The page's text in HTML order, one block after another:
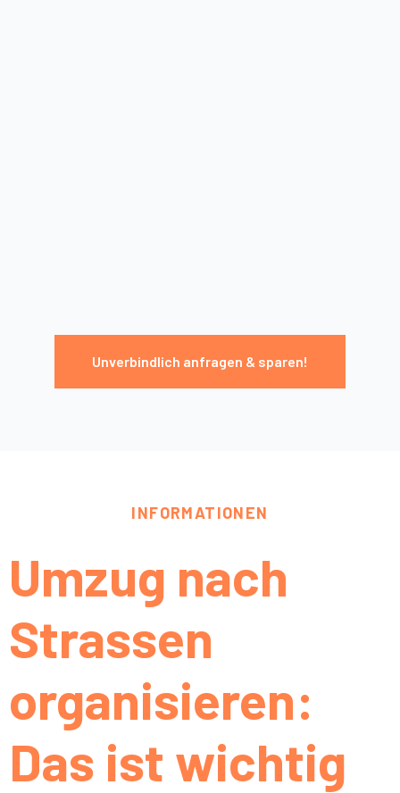
Unverbindlich anfragen & sparen!
INFORMATIONEN
Umzug nach
Strassen
organisieren:
Das ist wichtig